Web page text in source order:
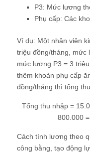
P3: Mức lương
Phụ cấp: Các
Ví dụ: Một nhân viên
triệu đồng/tháng, mức
mức lương P3 = 3
thêm khoản phụ cấp
đồng/tháng thì tổng
Tổng thu nhập =
800.000
Cách tính lương theo
công bằng, tạo động